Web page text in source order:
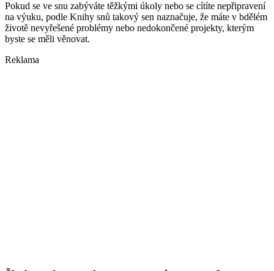
Pokud se ve snu zabýváte těžkými úkoly nebo se cítíte nepřipravení
na výuku, podle Knihy snů takový sen naznačuje, že máte v bdělém
životě nevyřešené problémy nebo nedokončené projekty, kterým
byste se měli věnovat.
Reklama